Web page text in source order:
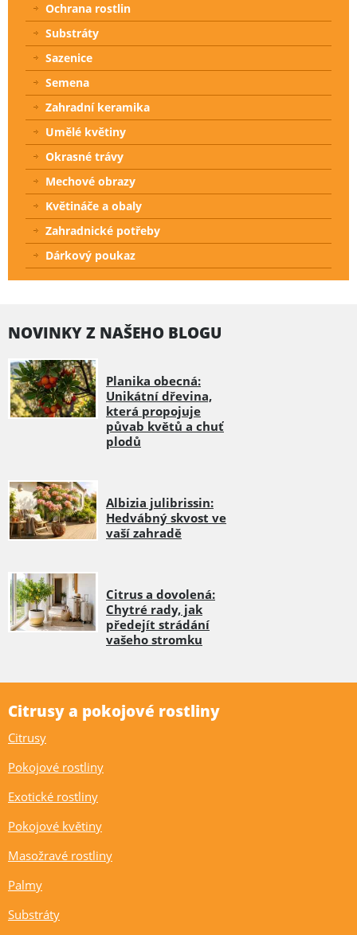
Ochrana rostlin
Substráty
Sazenice
Semena
Zahradní keramika
Umělé květiny
Okrasné trávy
Mechové obrazy
Květináče a obaly
Zahradnické potřeby
Dárkový poukaz
NOVINKY Z NAŠEHO BLOGU
Planika obecná:
Unikátní dřevina,
která propojuje
půvab květů a chuť
plodů
Albizia julibrissin:
Hedvábný skvost ve
vaší zahradě
Citrus a dovolená:
Chytré rady, jak
předejít strádání
vašeho stromku
Citrusy a pokojové rostliny
Citrusy
Pokojové rostliny
Exotické rostliny
Pokojové květiny
Masožravé rostliny
Palmy
Substráty